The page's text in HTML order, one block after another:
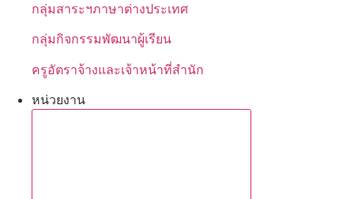
กลุ่มสาระฯภาษาต่างประเทศ
กลุ่มกิจกรรมพัฒนาผู้เรียน
ครูอัตราจ้างและเจ้าหน้าที่สำนัก
หน่วยงาน